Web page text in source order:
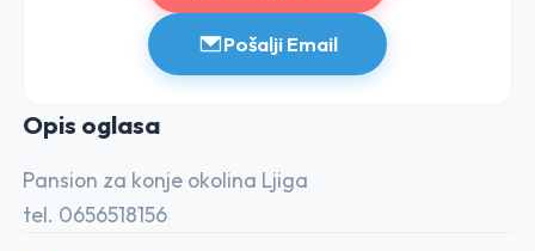
Pošalji Email
Opis oglasa
Pansion za konje okolina Ljiga
tel. 0656518156